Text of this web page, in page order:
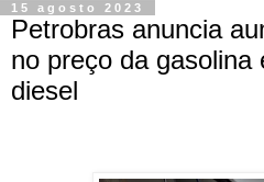
15 agosto 2023
Petrobras anuncia
no preço da gasolina
diesel